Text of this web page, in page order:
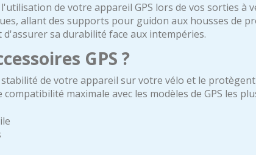
de votre appareil GPS lors de vos sorties à
allant des supports pour guidon aux housses de
sa durabilité face aux intempéries.
GPS ?
de votre appareil sur votre vélo et le
maximale avec les modèles de GPS les